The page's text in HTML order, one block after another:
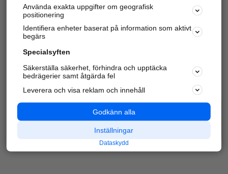
Varje vecka besöker du och4 miljoner
andra
härliga användare oss för att hitta rätt lokal
information om företag, privatpersoner och
platser.
Använda exakta uppgifter om geografisk
positionering
Identifiera enheter baserat på information som aktivt
begärs
Specialsyften
Säkerställa säkerhet, förhindra och upptäcka
bedrägerier samt åtgärda fel
Leverera och visa reklam och innehåll
Godkänn alla
Inställningar
Dataskydd